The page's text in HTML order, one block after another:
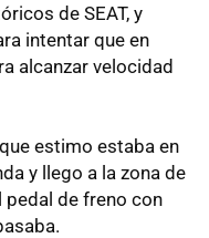
de SEAT, y
intentar que en
alcanzar velocidad
estimo estaba en
y llego a la zona de
pedal de freno con